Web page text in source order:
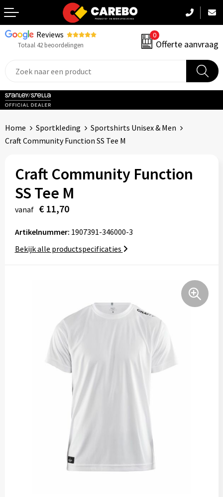
Reviews
Totaal 42 beoordelingen
0
Offerte aanvraag
Terug
Sportkleding
PBM
Kinderkleding
Tassen
Home Sportkleding
Sportshirts Unisex & Men
Craft Community Function SS Tee M
Craft Community Function
SS Tee M
vanaf € 11,70
Artikelnummer: 1907391-346000-3
Bekijk alle productspecificaties